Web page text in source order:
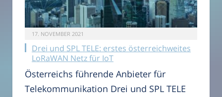
17. NOVEMBER 2021
Drei und SPL TELE: erstes österreichweites
LoRaWAN Netz für IoT
Österreichs führende Anbieter für
Telekommunikation Drei und SPL TELE